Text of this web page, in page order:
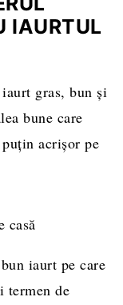
IAURTUL
gras, bun și
bune care
acrișor pe
iaurt pe care
termen de